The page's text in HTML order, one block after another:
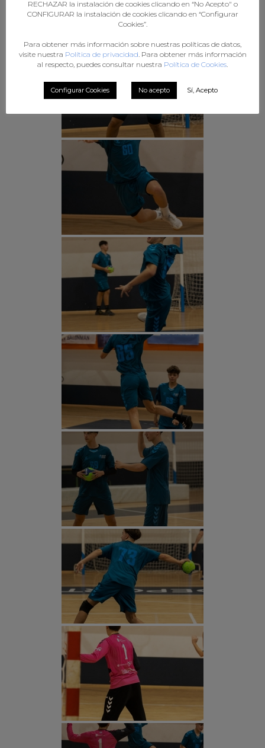
RECHAZAR la instalación de cookies clicando en “No Acepto" o
CONFIGURAR la instalación de cookies clicando en “Configurar
Cookies”.
Para obtener más información sobre nuestras políticas de datos,
visite nuestra Política de privacidad . Para obtener más información
al respecto, puedes consultar nuestra Política de Cookies
Configurar Cookies No acepto Sí, Acepto